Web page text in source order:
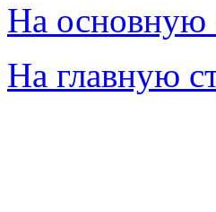
На основную
На главную